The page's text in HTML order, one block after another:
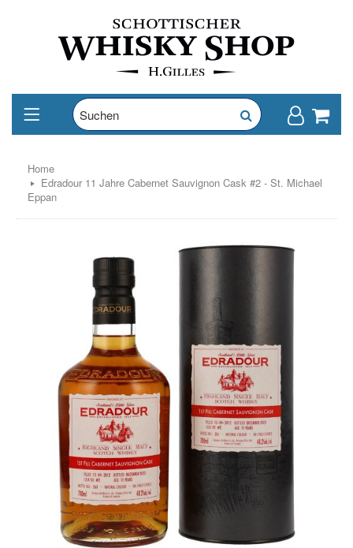
Home
Edradour 11 Jahre Cabernet Sauvignon Cask #2 - St. Michael
Eppan